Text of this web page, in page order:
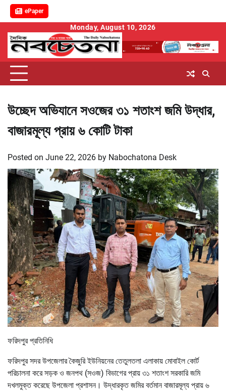
ePaper
content
Monday, August 10, 2026
উচ্ছেদ অভিযানে সওজের ৩১ শতাংশ জমি উদ্ধার,
বাজারমূল্য প্রায় ৬ কোটি টাকা
Posted on June 22, 2026 by Nabochatona Desk
ফরিদপুর প্রতিনিধি
ফরিদপুর সদর উপজেলার কৈজুরি ইউনিয়নের তেতুলতলা এলাকায় মোবাইল কোর্ট
পরিচালনা করে সড়ক ও জনপথ (সওজ) বিভাগের প্রায় ৩১ শতাংশ সরকারি জমি
দখলমুক্ত করেছে উপজেলা প্রশাসন। উদ্ধারকৃত জমির বর্তমান বাজারমূল্য প্রায় ৬